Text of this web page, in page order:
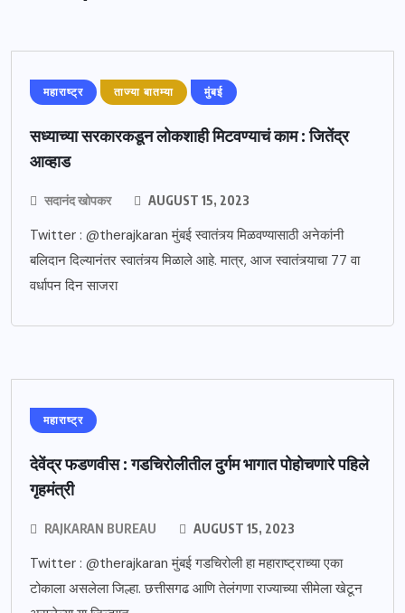
महाराष्ट्र ताज्या बातम्या मुंबई
सध्याच्या सरकारकडून लोकशाही मिटवण्याचं काम : जितेंद्र
आव्हाड
सदानंद खोपकर AUGUST 15, 2023
Twitter : @therajkaran मुंबई स्वातंत्र्य मिळवण्यासाठी अनेकांनी
बलिदान दिल्यानंतर स्वातंत्र्य मिळाले आहे. मात्र, आज स्वातंत्र्याचा 77 वा
वर्धापन दिन साजरा
महाराष्ट्र
देवेंद्र फडणवीस : गडचिरोलीतील दुर्गम भागात पोहोचणारे पहिले
गृहमंत्री
RAJKARAN BUREAU AUGUST 15, 2023
Twitter : @therajkaran मुंबई गडचिरोली हा महाराष्ट्राच्या एका
टोकाला असलेला जिल्हा. छत्तीसगढ आणि तेलंगणा राज्याच्या सीमेला खेटून